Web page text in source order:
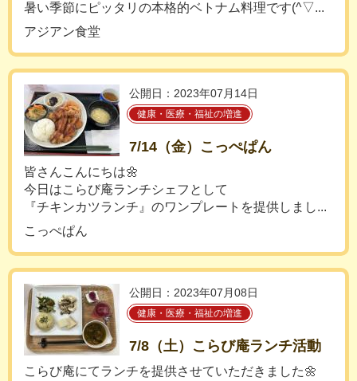
暑い季節にピッタリの本格的ベトナム料理です(^▽...
アジアン食堂
公開日：2023年07月14日
健康・医療・福祉の増進
7/14（金）こっぺぱん
皆さんこんにちは🌼
今日はこらび庵ランチシェフとして
『チキンカツランチ』のワンプレートを提供しまし...
こっぺぱん
公開日：2023年07月08日
健康・医療・福祉の増進
7/8（土）こらび庵ランチ活動
こらび庵にてランチを提供させていただきました🌼